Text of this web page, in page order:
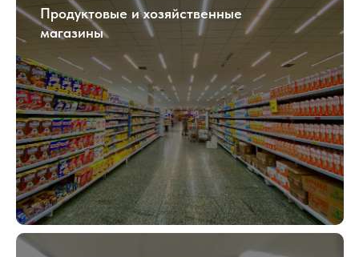
Продуктовые и хозяйственные
магазины